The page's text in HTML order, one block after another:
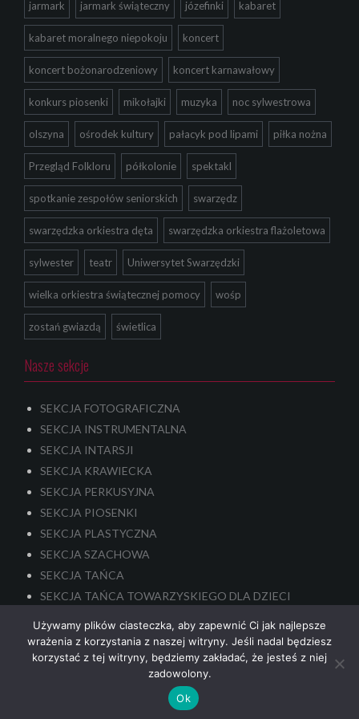
jarmark jarmark świąteczny józefinki kabaret
kabaret moralnego niepokoju koncert
koncert bożonarodzeniowy koncert karnawałowy
konkurs piosenki mikołajki muzyka noc sylwestrowa
olszyna ośrodek kultury pałacyk pod lipami piłka nożna
Przegląd Folkloru półkolonie spektakl
spotkanie zespołów seniorskich swarzędz
swarzędzka orkiestra dęta swarzędzka orkiestra flażoletowa
sylwester teatr Uniwersytet Swarzędzki
wielka orkiestra świątecznej pomocy wośp
zostań gwiazdą świetlica
Nasze sekcje
SEKCJA FOTOGRAFICZNA
SEKCJA INSTRUMENTALNA
SEKCJA INTARSJI
SEKCJA KRAWIECKA
SEKCJA PERKUSYJNA
SEKCJA PIOSENKI
SEKCJA PLASTYCZNA
SEKCJA SZACHOWA
SEKCJA TAŃCA
SEKCJA TAŃCA TOWARZYSKIEGO DLA DZIECI
SENIORALNA SEKCJA TEATRALNA
Używamy plików ciasteczka, aby zapewnić Ci jak najlepsze
wrażenia z korzystania z naszej witryny. Jeśli nadal będziesz
korzystać z tej witryny, będziemy zakładać, że jesteś z niej
zadowolony.
Ok